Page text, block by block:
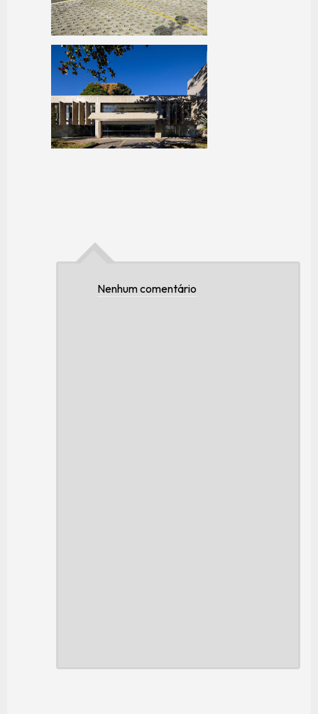
Nenhum comentário